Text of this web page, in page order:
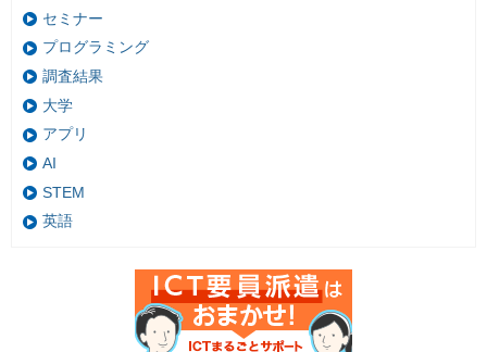
セミナー
プログラミング
調査結果
大学
アプリ
AI
STEM
英語